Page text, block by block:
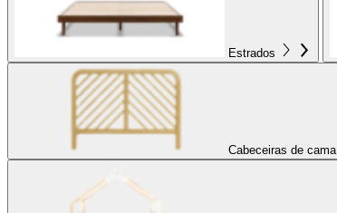
Estrados
Cabeceiras de cama